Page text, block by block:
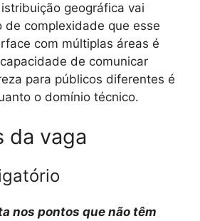
geográfica vai
de complexidade que esse
com múltiplas áreas é
de comunicar
para públicos diferentes é
o domínio técnico.
da vaga
nos pontos que não têm